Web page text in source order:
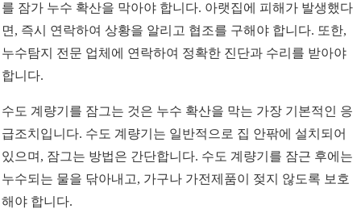
를 잠가 누수 확산을 막아야 합니다. 아랫집에 피해가 발생했다
면, 즉시 연락하여 상황을 알리고 협조를 구해야 합니다. 또한,
누수탐지 전문 업체에 연락하여 정확한 진단과 수리를 받아야
합니다.
수도 계량기를 잠그는 것은 누수 확산을 막는 가장 기본적인 응
급조치입니다. 수도 계량기는 일반적으로 집 안팎에 설치되어
있으며, 잠그는 방법은 간단합니다. 수도 계량기를 잠근 후에는
누수되는 물을 닦아내고, 가구나 가전제품이 젖지 않도록 보호
해야 합니다.